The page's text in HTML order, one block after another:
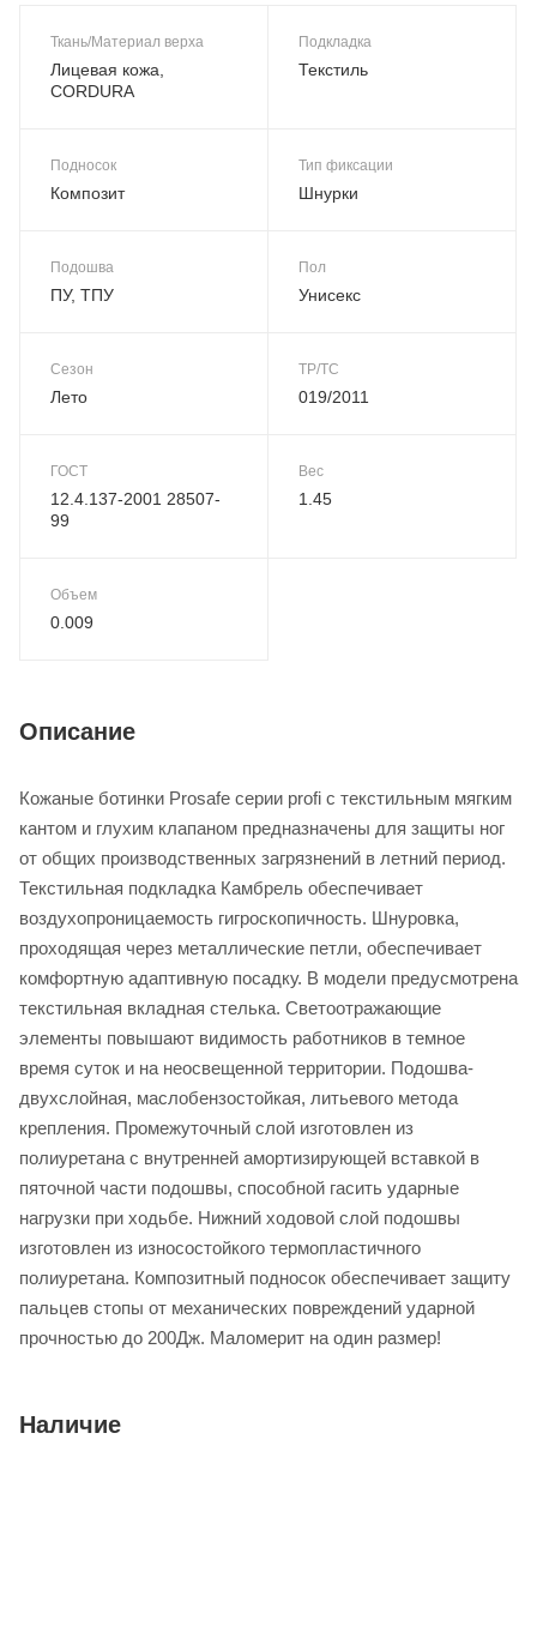
Ткань/Материал верха
Лицевая кожа,
CORDURA
Подкладка
Текстиль
Подносок
Композит
Тип фиксации
Шнурки
Подошва
ПУ, ТПУ
Пол
Унисекс
Сезон
Лето
ТР/ТС
019/2011
ГОСТ
12.4.137-2001 28507-
99
Вес
1.45
Объем
0.009
Описание
Кожаные ботинки Prosafe серии profi с текстильным мягким
кантом и глухим клапаном предназначены для защиты ног
от общих производственных загрязнений в летний период.
Текстильная подкладка Камбрель обеспечивает
воздухопроницаемость гигроскопичность. Шнуровка,
проходящая через металлические петли, обеспечивает
комфортную адаптивную посадку. В модели предусмотрена
текстильная вкладная стелька. Светоотражающие
элементы повышают видимость работников в темное
время суток и на неосвещенной территории. Подошва-
двухслойная, маслобензостойкая, литьевого метода
крепления. Промежуточный слой изготовлен из
полиуретана с внутренней амортизирующей вставкой в
пяточной части подошвы, способной гасить ударные
нагрузки при ходьбе. Нижний ходовой слой подошвы
изготовлен из износостойкого термопластичного
полиуретана. Композитный подносок обеспечивает защиту
пальцев стопы от механических повреждений ударной
прочностью до 200Дж. Маломерит на один размер!
Наличие